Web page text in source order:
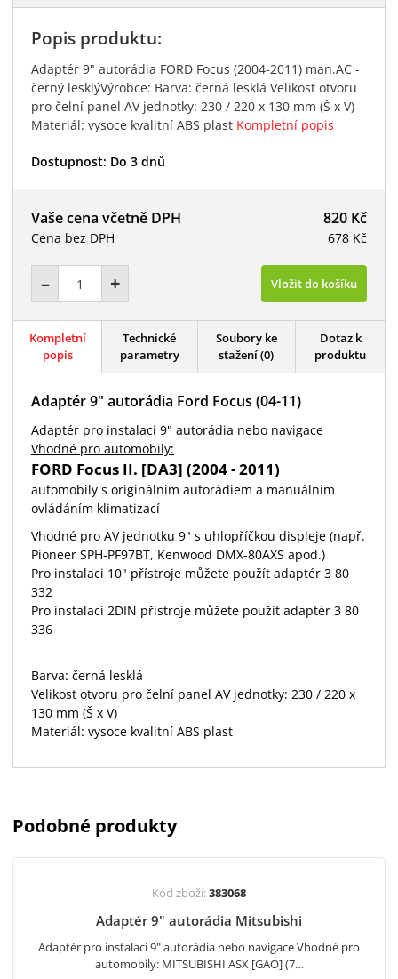
Popis produktu:
Adaptér 9" autorádia FORD Focus (2004-2011) man.AC -
černý lesklýVýrobce: Barva: černá lesklá Velikost otvoru
pro čelní panel AV jednotky: 230 / 220 x 130 mm (Š x V)
Materiál: vysoce kvalitní ABS plast Kompletní popis
Dostupnost: Do 3 dnů
Vaše cena včetně DPH 820 Kč
Cena bez DPH 678 Kč
– + Vložit do košíku
Kompletní
popis
Technické
parametry
Soubory ke
stažení (0)
Dotaz k
produktu
Adaptér 9" autorádia Ford Focus (04-11)
Adaptér pro instalaci 9" autorádia nebo navigace
Vhodné pro automobily:
FORD Focus II. [DA3] (2004 - 2011)
automobily s originálním autorádiem a manuálním
ovládáním klimatizací
Vhodné pro AV jednotku 9" s uhlopříčkou displeje (např.
Pioneer SPH-PF97BT, Kenwood DMX-80AXS apod.)
Pro instalaci 10" přístroje můžete použít adaptér 3 80
332
Pro instalaci 2DIN přístroje můžete použít adaptér 3 80
336
Barva: černá lesklá
Velikost otvoru pro čelní panel AV jednotky: 230 / 220 x
130 mm (Š x V)
Materiál: vysoce kvalitní ABS plast
Podobné produkty
Kód zboží:383068
Adaptér 9" autorádia Mitsubishi
Adaptér pro instalaci 9" autorádia nebo navigace Vhodné pro
automobily: MITSUBISHI ASX [GAO] (7…